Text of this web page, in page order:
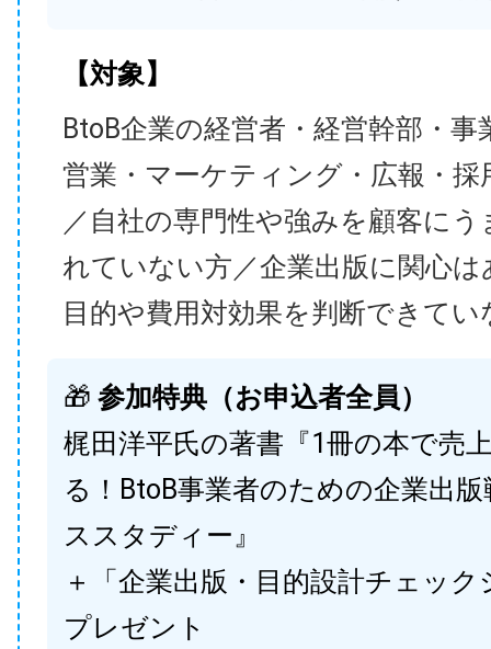
【対象】
BtoB企業の経営者・経営幹部・事
営業・マーケティング・広報・採
／自社の専門性や強みを顧客に
れていない方／企業出版に関心
目的や費用対効果を判断できてい
🎁 参加特典（お申込者全員）
梶田洋平氏の著書『1冊の本で売
る！BtoB事業者のための企業出
ススタディー』
＋「企業出版・目的設計チェック
プレゼント